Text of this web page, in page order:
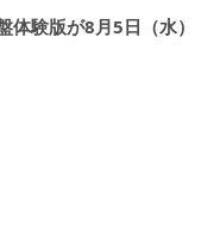
体験版が8月5日（水）